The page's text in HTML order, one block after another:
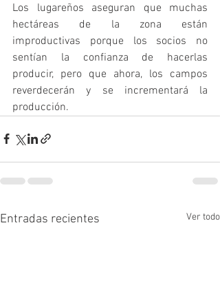
Los lugareños aseguran que muchas
hectáreas de la zona están
improductivas porque los socios no
sentían la confianza de hacerlas
producir, pero que ahora, los campos
reverdecerán y se incrementará la
producción.
Entradas recientes Ver todo